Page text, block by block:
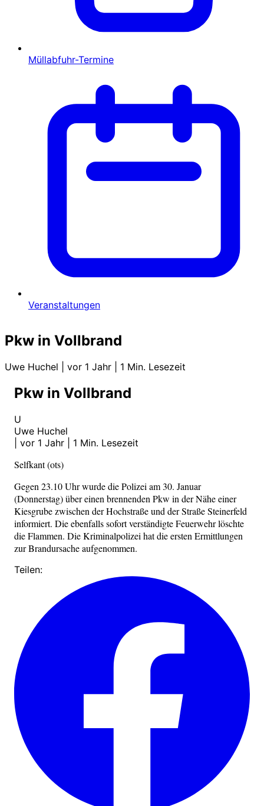
Müllabfuhr-Termine
Veranstaltungen
Pkw in Vollbrand
Uwe Huchel vor 1 Jahr 1 Min. Lesezeit
Pkw in Vollbrand
U
Uwe Huchel
vor 1 Jahr 1 Min. Lesezeit
Selfkant (ots)
Gegen 23.10 Uhr wurde die Polizei am 30. Januar
(Donnerstag) über einen brennenden Pkw in der Nähe einer
Kiesgrube zwischen der Hochstraße und der Straße Steinerfeld
informiert. Die ebenfalls sofort verständigte Feuerwehr löschte
die Flammen. Die Kriminalpolizei hat die ersten Ermittlungen
zur Brandursache aufgenommen.
Teilen: